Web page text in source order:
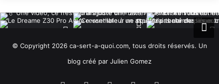
© Copyright 2026 ca-sert-a-quoi.com, tous droits réservés. Un
blog créé par Julien Gomez